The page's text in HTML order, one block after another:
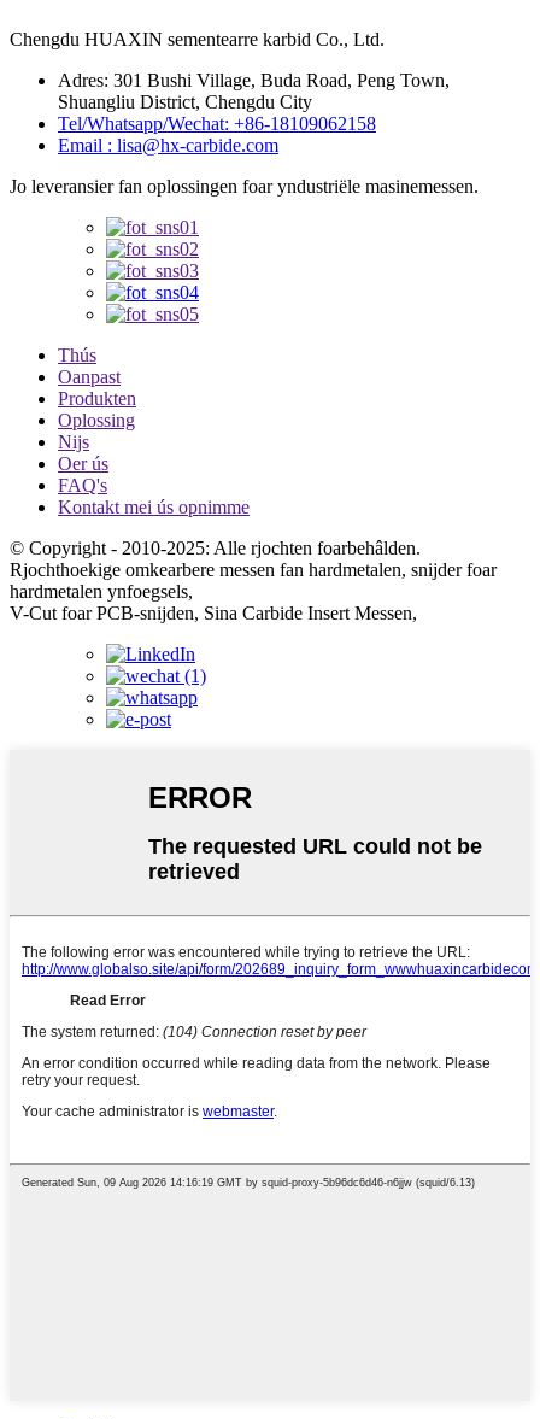
Chengdu HUAXIN sementearre karbid Co., Ltd.
Adres: 301 Bushi Village, Buda Road, Peng Town,
Shuangliu District, Chengdu City
Tel/Whatsapp/Wechat: +86-18109062158
Email : lisa@hx-carbide.com
Jo leveransier fan oplossingen foar yndustriële masinemessen.
Thús
Oanpast
Produkten
Oplossing
Nijs
Oer ús
FAQ's
Kontakt mei ús opnimme
© Copyright - 2010-2025: Alle rjochten foarbehâlden.
Rjochthoekige omkearbere messen fan hardmetalen, snijder foar
hardmetalen ynfoegsels,
V-Cut foar PCB-snijden, Sina Carbide Insert Messen,